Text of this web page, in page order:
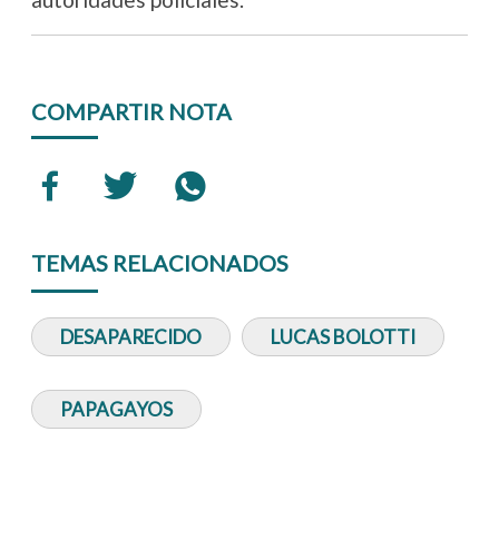
COMPARTIR NOTA
TEMAS RELACIONADOS
DESAPARECIDO LUCAS BOLOTTI
PAPAGAYOS